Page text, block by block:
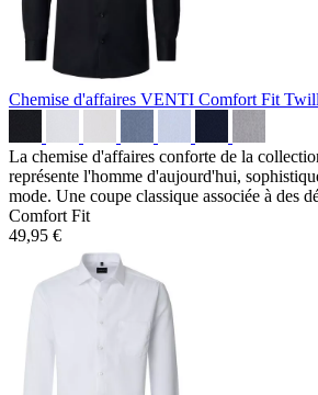
Chemise d'affaires VENTI Comfort Fit
La chemise d'affaires conforte de la
représente l'homme d'aujourd'hui,
mode. Une coupe classique associée à des
Comfort Fit
49,95 €